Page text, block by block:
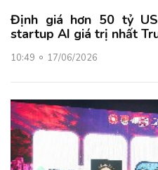
Định giá hơn 50 tỷ
startup AI giá trị nhất
10:49 17/06/2026